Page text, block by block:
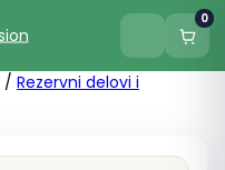
0
/ Rezervni delovi i